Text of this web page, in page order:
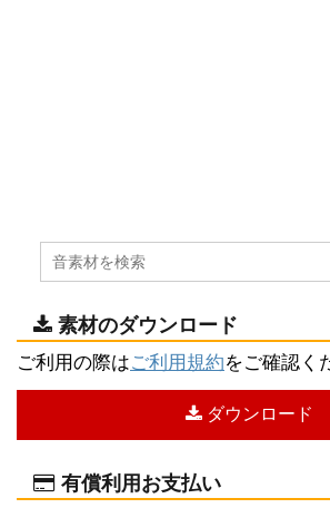
素材のダウンロード
ご利用の際はご利用規約をご確認く
ダウンロード
有償利用お支払い